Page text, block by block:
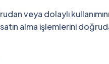
veya dolaylı
alma işlemlerini